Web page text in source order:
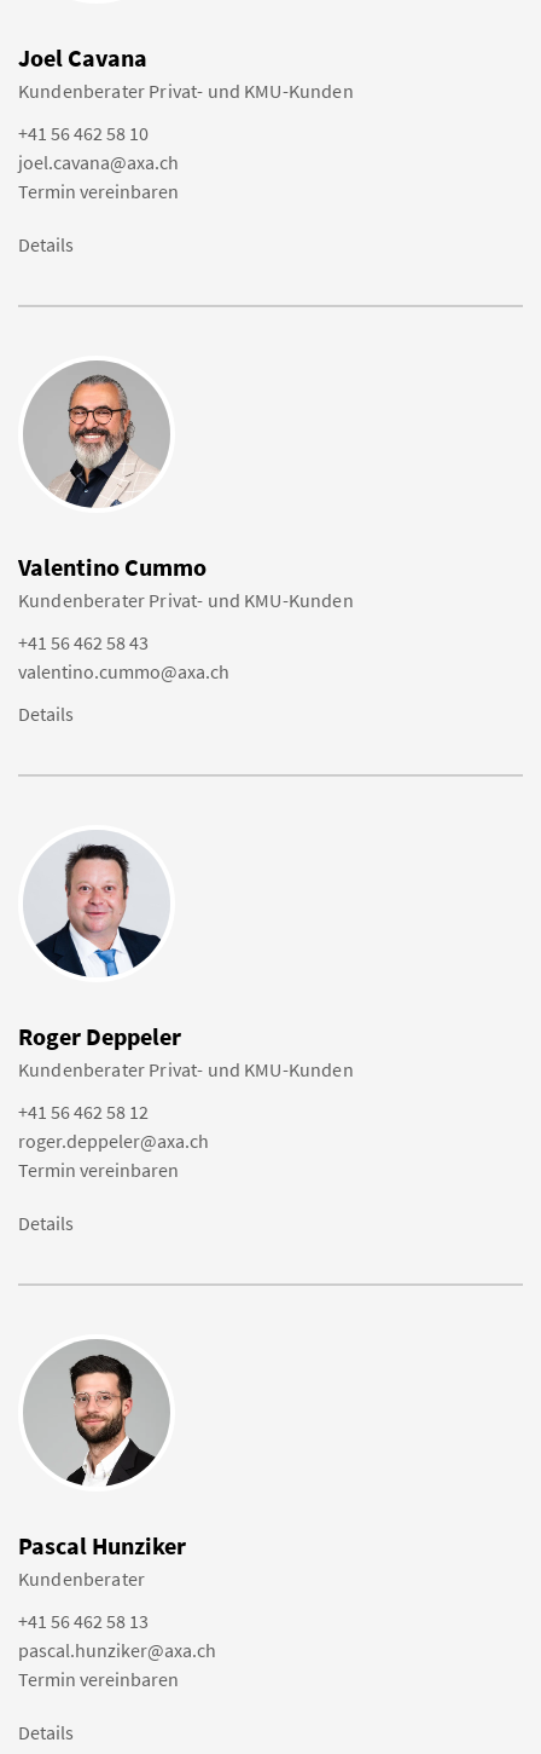
Joel Cavana
Kundenberater Privat- und KMU-Kunden
+41 56 462 58 10
joel.cavana@axa.ch
Termin vereinbaren
Details
Valentino Cummo
Kundenberater Privat- und KMU-Kunden
+41 56 462 58 43
valentino.cummo@axa.ch
Details
Roger Deppeler
Kundenberater Privat- und KMU-Kunden
+41 56 462 58 12
roger.deppeler@axa.ch
Termin vereinbaren
Details
Pascal Hunziker
Kundenberater
+41 56 462 58 13
pascal.hunziker@axa.ch
Termin vereinbaren
Details